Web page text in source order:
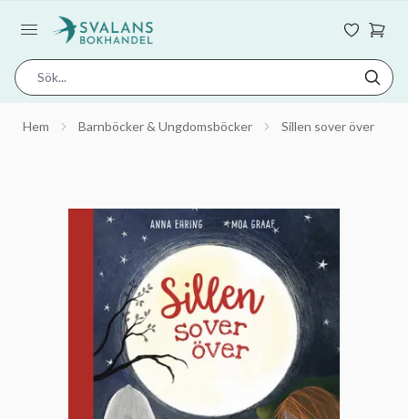
Hem Barnböcker & Ungdomsböcker Sillen sover över